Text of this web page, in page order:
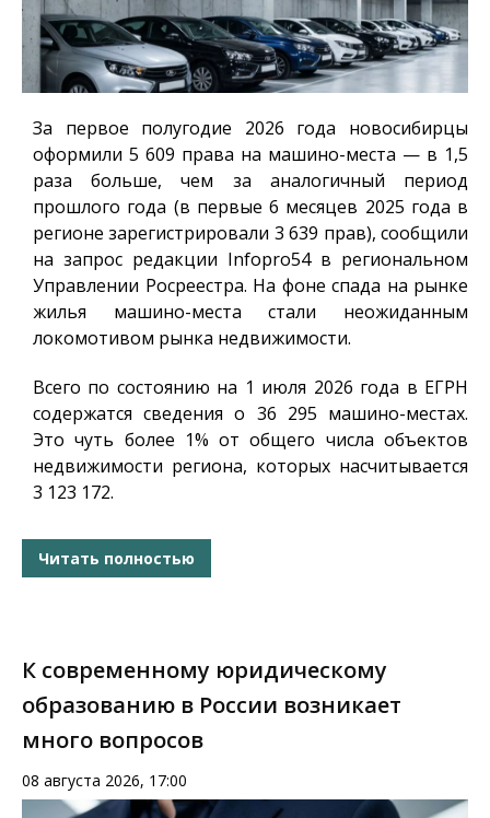
За первое полугодие 2026 года новосибирцы
оформили 5 609 права на машино-места — в 1,5
раза больше, чем за аналогичный период
прошлого года (в первые 6 месяцев 2025 года в
регионе зарегистрировали 3 639 прав), сообщили
на запрос редакции Infopro54в региональном
Управлении Росреестра. На фоне спада на рынке
жилья машино-места стали неожиданным
локомотивом рынка недвижимости.
Всего по состоянию на 1 июля 2026 года в ЕГРН
содержатся сведения о 36 295 машино-местах.
Это чуть более 1% от общего числа объектов
недвижимости региона, которых насчитывается
3 123 172.
Читать полностью
К современному юридическому
образованию в России возникает
много вопросов
08 августа 2026, 17:00